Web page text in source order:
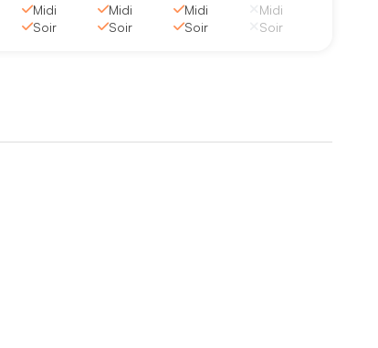
Midi
Soir
Midi
Soir
Midi
Soir
Midi
Soir